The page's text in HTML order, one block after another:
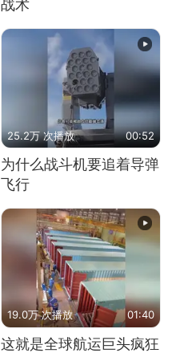
战术
25.2万 次播放 00:52
为什么战斗机要追着导弹
飞行
19.0万 次播放 01:40
这就是全球航运巨头疯狂